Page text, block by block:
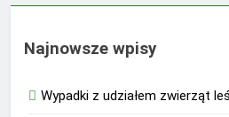
Najnowsze wpisy
Wypadki z udziałem zwierząt